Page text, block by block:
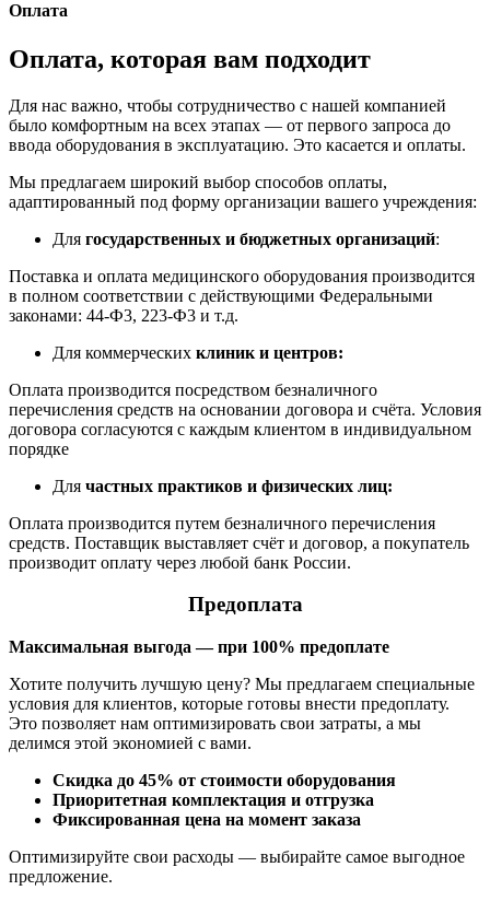
Оплата
Оплата, которая вам подходит
Для нас важно, чтобы сотрудничество с нашей компанией
было комфортным на всех этапах — от первого запроса до
ввода оборудования в эксплуатацию. Это касается и оплаты.
Мы предлагаем широкий выбор способов оплаты,
адаптированный под форму организации вашего учреждения:
Для государственных и бюджетных организаций:
Поставка и оплата медицинского оборудования производится
в полном соответствии с действующими Федеральными
законами: 44-Ф3, 223-Ф3 и т.д.
Для коммерческих клиник и центров:
Оплата производится посредством безналичного
перечисления средств на основании договора и счёта. Условия
договора согласуются с каждым клиентом в индивидуальном
порядке
Для частных практиков и физических лиц:
Оплата производится путем безналичного перечисления
средств. Поставщик выставляет счёт и договор, а покупатель
производит оплату через любой банк России.
Предоплата
Максимальная выгода — при 100% предоплате
Хотите получить лучшую цену? Мы предлагаем специальные
условия для клиентов, которые готовы внести предоплату.
Это позволяет нам оптимизировать свои затраты, а мы
делимся этой экономией с вами.
Скидка до 45% от стоимости оборудования
Приоритетная комплектация и отгрузка
Фиксированная цена на момент заказа
Оптимизируйте свои расходы — выбирайте самое выгодное
предложение.